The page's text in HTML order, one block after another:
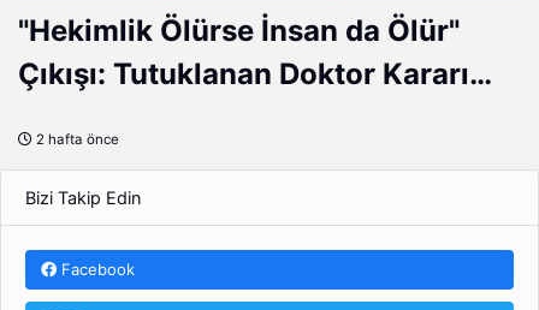
"Hekimlik Ölürse İnsan da Ölür"
Çıkışı: Tutuklanan Doktor Kararı
2 hafta önce
Bizi Takip Edin
Facebook